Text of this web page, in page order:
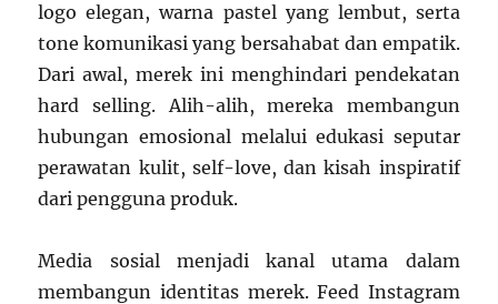
logo elegan, warna pastel yang lembut, serta
tone komunikasi yang bersahabat dan empatik.
Dari awal, merek ini menghindari pendekatan
hard selling. Alih-alih, mereka membangun
hubungan emosional melalui edukasi seputar
perawatan kulit, self-love, dan kisah inspiratif
dari pengguna produk.
Media sosial menjadi kanal utama dalam
membangun identitas merek. Feed Instagram